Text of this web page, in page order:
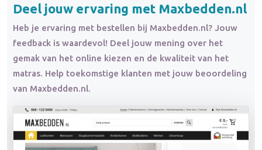
Deel jouw ervaring met Maxbedden.nl
Heb je ervaring met bestellen bij Maxbedden.nl? Jouw
feedback is waardevol! Deel jouw mening over het
gemak van het online kiezen en de kwaliteit van het
matras. Help toekomstige klanten met jouw beoordeling
van Maxbedden.nl.